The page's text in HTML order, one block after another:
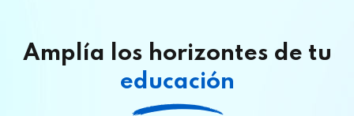
Amplía los horizontes de tu
educación